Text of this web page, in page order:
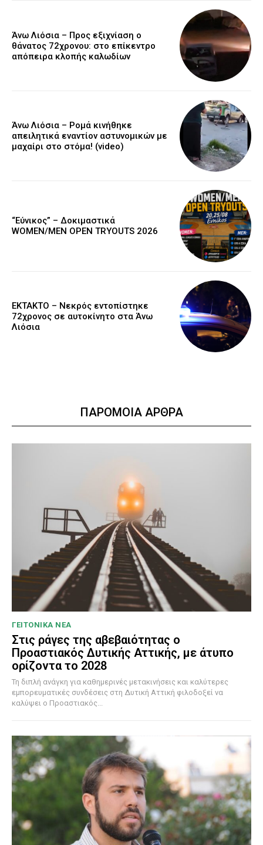
Άνω Λιόσια – Προς εξιχνίαση ο
θάνατος 72χρονου: στο επίκεντρο
απόπειρα κλοπής καλωδίων
Άνω Λιόσια – Ρομά κινήθηκε
απειλητικά εναντίον αστυνομικών με
μαχαίρι στο στόμα! (video)
“Εύνικος” – Δοκιμαστικά
WOMEN/MEN OPEN TRYOUTS 2026
EKTAKTO – Νεκρός εντοπίστηκε
72χρονος σε αυτοκίνητο στα Άνω
Λιόσια
ΠΑΡΟΜΟΙΑ ΑΡΘΡΑ
ΓΕΙΤΟΝΙΚΑ ΝΕΑ
Στις ράγες της αβεβαιότητας ο
Προαστιακός Δυτικής Αττικής, με άτυπο
ορίζοντα το 2028
Τη διπλή ανάγκη για καθημερινές μετακινήσεις και καλύτερες
εμπορευματικές συνδέσεις στη Δυτική Αττική φιλοδοξεί να
καλύψει ο Προαστιακός...